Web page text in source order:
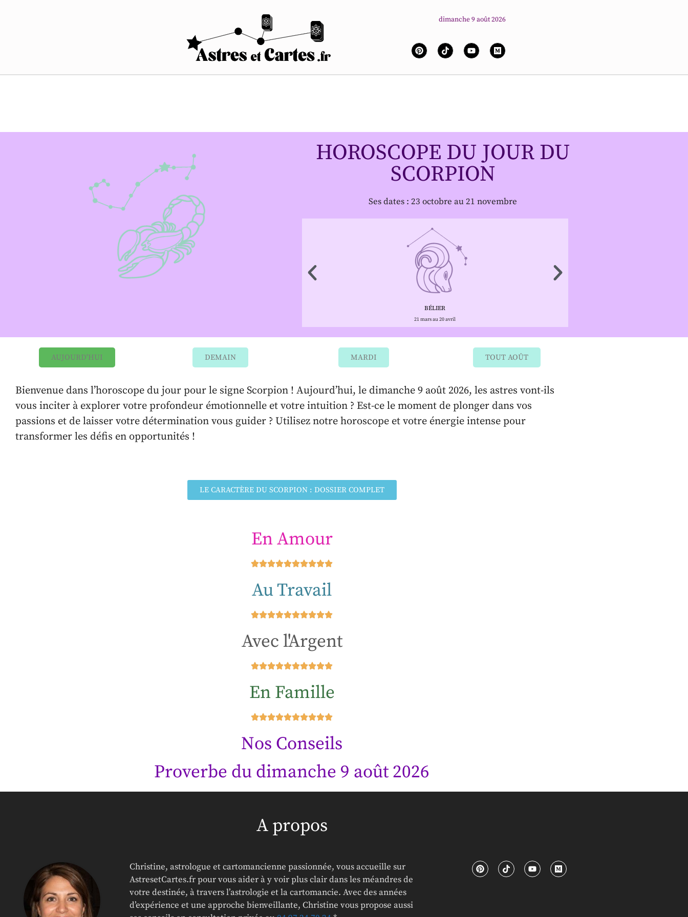
dimanche 9 août 2026
HOROSCOPE DU JOUR DU
SCORPION
Ses dates : 23 octobre au 21 novembre
BÉLIER
21 mars au 20 avril
AUJOURD'HUI DEMAIN MARDI TOUT AOÛT
Bienvenue dans l’horoscope du jour pour le signe Scorpion ! Aujourd’hui, le dimanche 9 août 2026, les astres vont-ils
vous inciter à explorer votre profondeur émotionnelle et votre intuition ? Est-ce le moment de plonger dans vos
passions et de laisser votre détermination vous guider ? Utilisez notre horoscope et votre énergie intense pour
transformer les défis en opportunités !
LE CARACTÈRE DU SCORPION : DOSSIER COMPLET
En Amour
Au Travail
Avec l'Argent
En Famille
Nos Conseils
Proverbe du dimanche 9 août 2026
A propos
Christine, astrologue et cartomancienne passionnée, vous accueille sur
AstresetCartes.fr pour vous aider à y voir plus clair dans les méandres de
votre destinée, à travers l’astrologie et la cartomancie. Avec des années
d’expérience et une approche bienveillante, Christine vous propose aussi